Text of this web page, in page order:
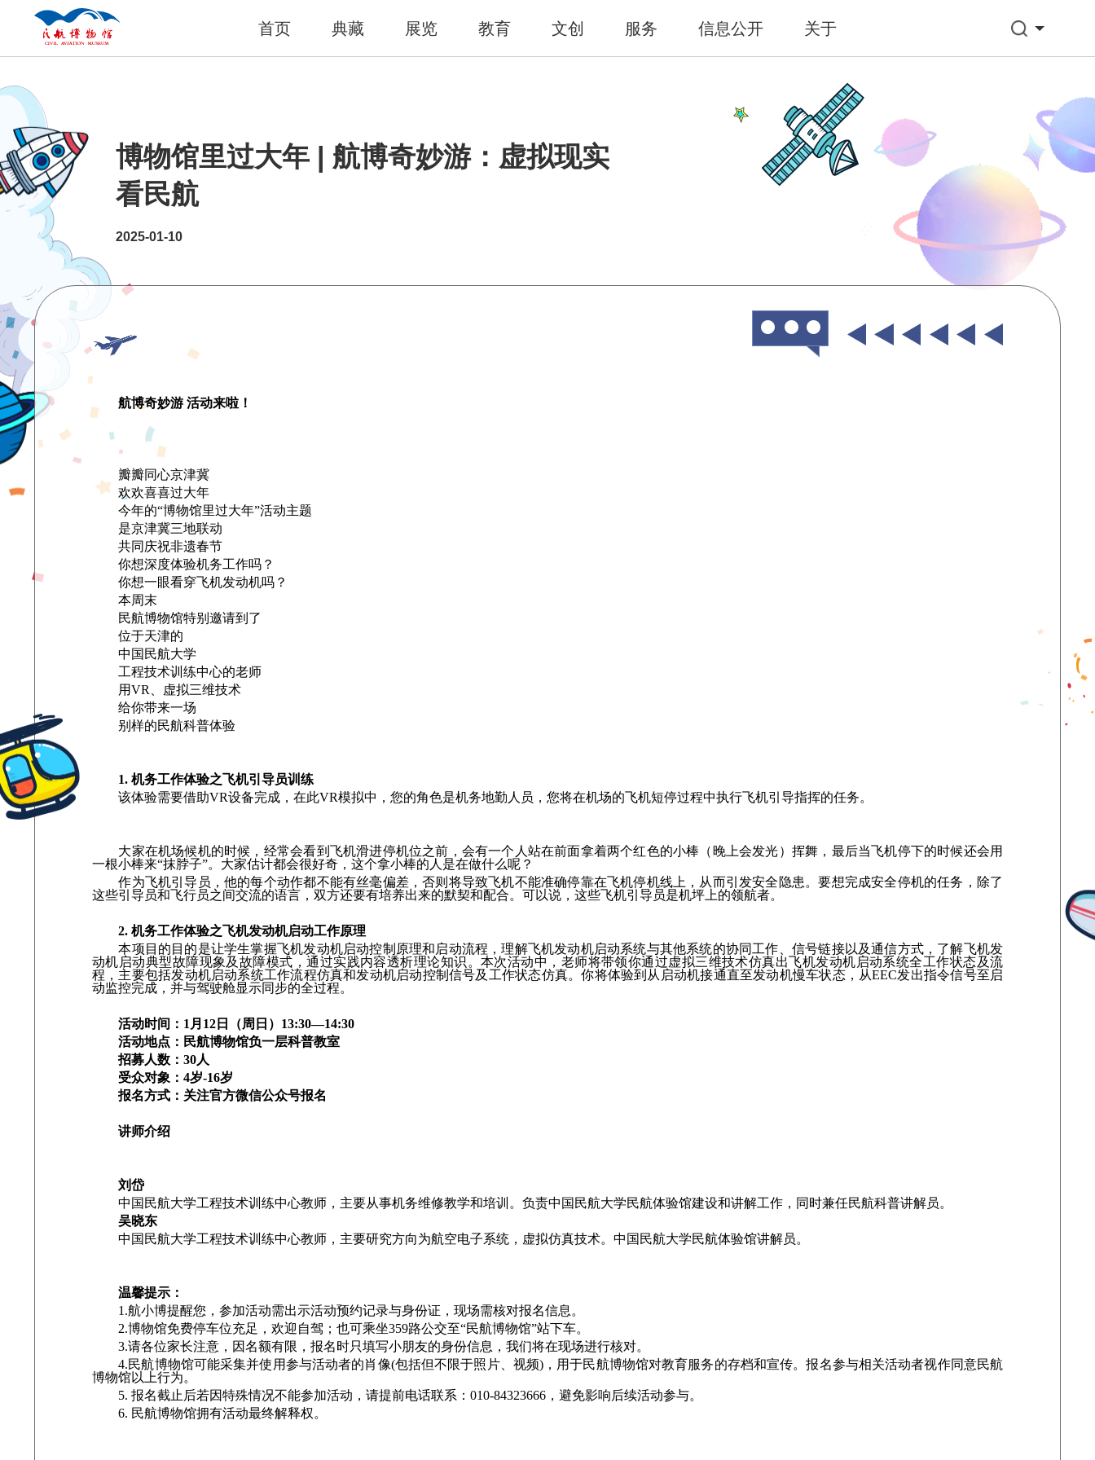
首页 典藏 展览 教育 文创 服务 信息公开 关于
博物馆里过大年 | 航博奇妙游：虚拟现实
看民航
2025-01-10
航博奇妙游 活动来啦！
瓣瓣同心京津冀
欢欢喜喜过大年
今年的“博物馆里过大年”活动主题
是京津冀三地联动
共同庆祝非遗春节
你想深度体验机务工作吗？
你想一眼看穿飞机发动机吗？
本周末
民航博物馆特别邀请到了
位于天津的
中国民航大学
工程技术训练中心的老师
用VR、虚拟三维技术
给你带来一场
别样的民航科普体验
1. 机务工作体验之飞机引导员训练
该体验需要借助VR设备完成，在此VR模拟中，您的角色是机务地勤人员，您将在机场的飞机短停过程中执行飞机引导指挥的任务。
大家在机场候机的时候，经常会看到飞机滑进停机位之前，会有一个人站在前面拿着两个红色的小棒（晚上会发光）挥舞，最后当飞机停下的时候还会用
一根小棒来“抹脖子”。大家估计都会很好奇，这个拿小棒的人是在做什么呢？
作为飞机引导员，他的每个动作都不能有丝毫偏差，否则将导致飞机不能准确停靠在飞机停机线上，从而引发安全隐患。要想完成安全停机的任务，除了
这些引导员和飞行员之间交流的语言，双方还要有培养出来的默契和配合。可以说，这些飞机引导员是机坪上的领航者。
2. 机务工作体验之飞机发动机启动工作原理
本项目的目的是让学生掌握飞机发动机启动控制原理和启动流程，理解飞机发动机启动系统与其他系统的协同工作、信号链接以及通信方式，了解飞机发
动机启动典型故障现象及故障模式，通过实践内容透析理论知识。本次活动中，老师将带领你通过虚拟三维技术仿真出飞机发动机启动系统全工作状态及流
程，主要包括发动机启动系统工作流程仿真和发动机启动控制信号及工作状态仿真。你将体验到从启动机接通直至发动机慢车状态，从EEC发出指令信号至启
动监控完成，并与驾驶舱显示同步的全过程。
活动时间：1月12日（周日）13:30—14:30
活动地点：民航博物馆负一层科普教室
招募人数：30人
受众对象：4岁-16岁
报名方式：关注官方微信公众号报名
讲师介绍
刘岱
中国民航大学工程技术训练中心教师，主要从事机务维修教学和培训。负责中国民航大学民航体验馆建设和讲解工作，同时兼任民航科普讲解员。
吴晓东
中国民航大学工程技术训练中心教师，主要研究方向为航空电子系统，虚拟仿真技术。中国民航大学民航体验馆讲解员。
温馨提示：
1.航小博提醒您，参加活动需出示活动预约记录与身份证，现场需核对报名信息。
2.博物馆免费停车位充足，欢迎自驾；也可乘坐359路公交至“民航博物馆”站下车。
3.请各位家长注意，因名额有限，报名时只填写小朋友的身份信息，我们将在现场进行核对。
4.民航博物馆可能采集并使用参与活动者的肖像(包括但不限于照片、视频)，用于民航博物馆对教育服务的存档和宣传。报名参与相关活动者视作同意民航
博物馆以上行为。
5. 报名截止后若因特殊情况不能参加活动，请提前电话联系：010-84323666，避免影响后续活动参与。
6. 民航博物馆拥有活动最终解释权。